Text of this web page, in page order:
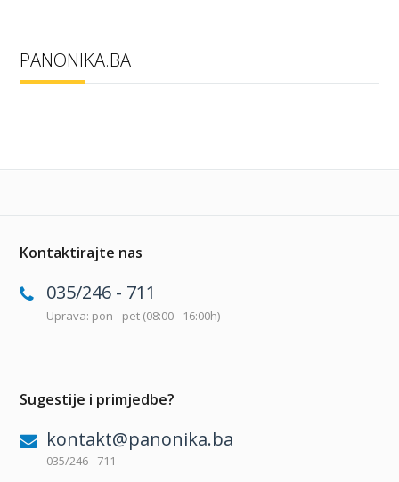
PANONIKA.BA
Kontaktirajte nas
035/246 - 711
Uprava: pon - pet (08:00 - 16:00h)
Sugestije i primjedbe?
kontakt@panonika.ba
035/246 - 711